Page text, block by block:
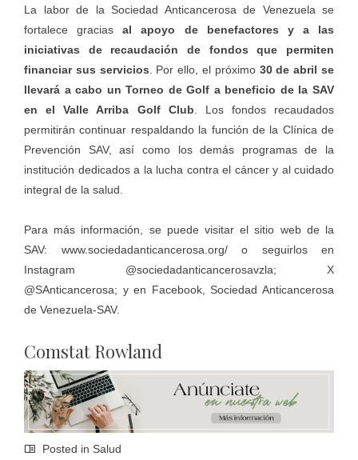
La labor de la Sociedad Anticancerosa de Venezuela se
fortalece graciasal apoyo de benefactores y a las
iniciativas de recaudación de fondos que permiten
financiar sus servicios . Por ello, el próximo 30 de abril se
llevará a cabo un Torneo de Golf a beneficio de la SAV
en el Valle Arriba Golf Club . Los fondos recaudados
permitirán continuar respaldando la función de la Clínica de
Prevención SAV, así como los demás programas de la
institución dedicados a la lucha contra el cáncer y al cuidado
integral de la salud.
Para más información, se puede visitar el sitio web de la
SAV: www.sociedadanticancerosa.org/o seguirlos en
Instagram @sociedadanticancerosavzla; X
@SAnticancerosa; y en Facebook, Sociedad Anticancerosa
de Venezuela-SAV.
Comstat Rowland
Posted in Salud